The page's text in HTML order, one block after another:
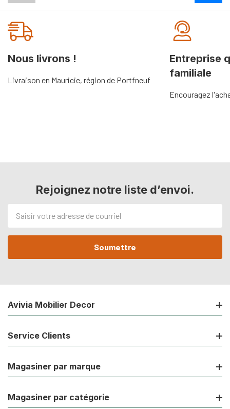
Nous livrons !
Livraison en Mauricie, région de Portfneuf
Entreprise
familiale
Encouragez
Rejoignez notre liste d’envoi.
courriel
Avivia Mobilier Decor
Service Clients
Magasiner par marque
Magasiner par catégorie